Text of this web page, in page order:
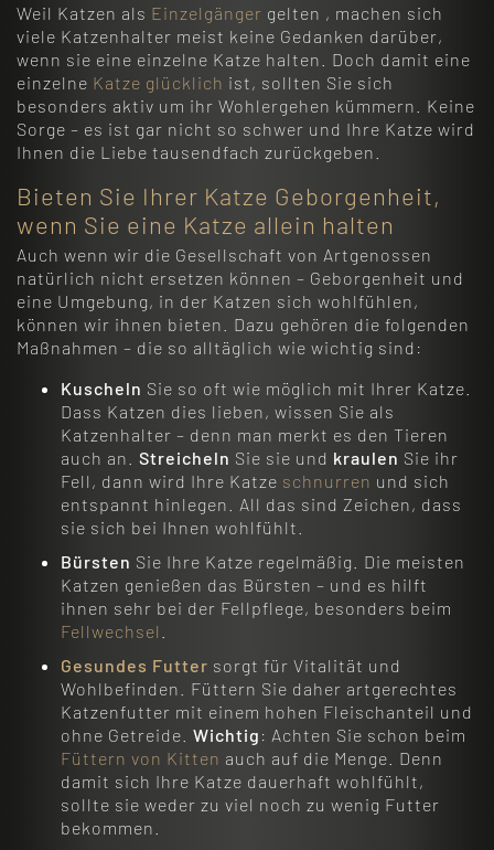
Weil Katzen als Einzelgänger gelten , machen sich
viele Katzenhalter meist keine Gedanken darüber,
wenn sie eine einzelne Katze halten. Doch damit eine
einzelne Katze glücklich ist, sollten Sie sich
besonders aktiv um ihr Wohlergehen kümmern. Keine
Sorge – es ist gar nicht so schwer und Ihre Katze wird
Ihnen die Liebe tausendfach zurückgeben.
Bieten Sie Ihrer Katze Geborgenheit,
wenn Sie eine Katze allein halten
Auch wenn wir die Gesellschaft von Artgenossen
natürlich nicht ersetzen können – Geborgenheit und
eine Umgebung, in der Katzen sich wohlfühlen,
können wir ihnen bieten. Dazu gehören die folgenden
Maßnahmen – die so alltäglich wie wichtig sind:
Kuscheln Sie so oft wie möglich mit Ihrer Katze.
Dass Katzen dies lieben, wissen Sie als
Katzenhalter – denn man merkt es den Tieren
auch an. Streicheln Sie sie und kraulen Sie ihr
Fell, dann wird Ihre Katze schnurren und sich
entspannt hinlegen. All das sind Zeichen, dass
sie sich bei Ihnen wohlfühlt.
Bürsten Sie Ihre Katze regelmäßig. Die meisten
Katzen genießen das Bürsten – und es hilft
ihnen sehr bei der Fellpflege, besonders beim
Fellwechsel
Gesundes Futter sorgt für Vitalität und
Wohlbefinden. Füttern Sie daher artgerechtes
Katzenfutter mit einem hohen Fleischanteil und
ohne Getreide. Wichtig : Achten Sie schon beim
Füttern von Kitten auch auf die Menge. Denn
damit sich Ihre Katze dauerhaft wohlfühlt,
sollte sie weder zu viel noch zu wenig Futter
bekommen.